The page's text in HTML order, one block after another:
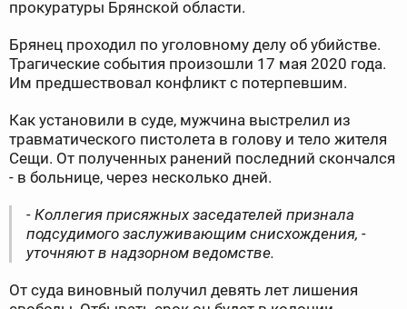
прокуратуры Брянской области.
Брянец проходил по уголовному делу об убийстве.
Трагические события произошли 17 мая 2020 года.
Им предшествовал конфликт с потерпевшим.
Как установили в суде, мужчина выстрелил из
травматического пистолета в голову и тело жителя
Сещи. От полученных ранений последний скончался
- в больнице, через несколько дней.
- Коллегия присяжных заседателей признала
подсудимого заслуживающим снисхождения, -
уточняют в надзорном ведомстве.
От суда виновный получил девять лет лишения